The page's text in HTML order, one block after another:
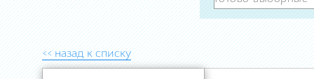
<< назад к списку